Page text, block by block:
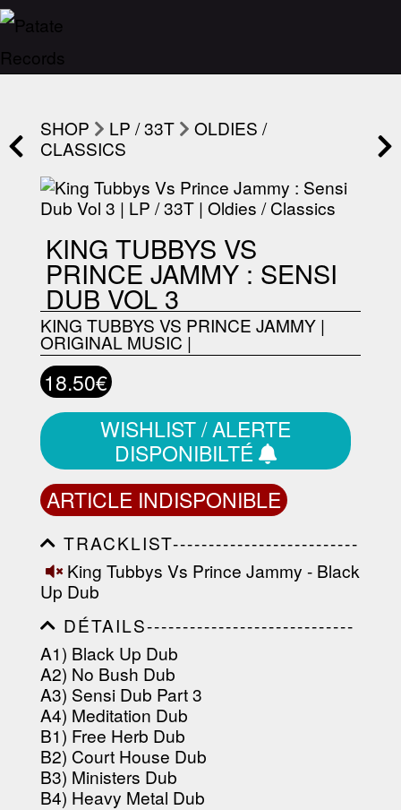
SHOP LP / 33T
OLDIES /
CLASSICS
KING TUBBYS VS
PRINCE JAMMY : SENSI
DUB VOL 3
KING TUBBYS VS PRINCE JAMMY|
ORIGINAL MUSIC |
18.50€
WISHLIST / ALERTE
DISPONIBILTÉ
ARTICLE INDISPONIBLE
TRACKLIST--------------------------
-----------------------------------------
-----------------------------------------
-----------------------------------------
-----------------------------------------
-------------------
King Tubbys Vs Prince Jammy - Black
Up Dub
DÉTAILS-----------------------------
-----------------------------------------
-----------------------------------------
-----------------------------------------
-----------------------------------------
----------------
A1) Black Up Dub
A2) No Bush Dub
A3) Sensi Dub Part 3
A4) Meditation Dub
B1) Free Herb Dub
B2) Court House Dub
B3) Ministers Dub
B4) Heavy Metal Dub